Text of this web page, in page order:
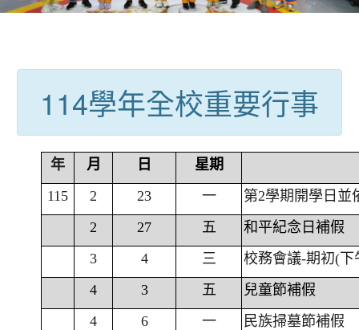
114學年全校重要行事
年 月 日
星期
115
2 23 一
第2學期開學日並
2
27 五
和平紀念日補假
3
4 三
校務會議-期初(下
4
3 五
兒童節補假
4
6 一
民族掃墓節補假